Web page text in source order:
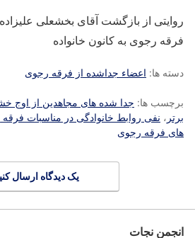
روایتی از بازگشت آقای بخشعلی
فرقه رجوی به کانون خانواده
دسته ها: اعضاء جداشده از فرقه رجوی
برچسب ها: جدا شده های مجاهدین از اوج
برتر ، نفی روابط خانوادگی در مناسبات
های فرقه رجوی
یک دیدگاه ارسال
انجمن نجات